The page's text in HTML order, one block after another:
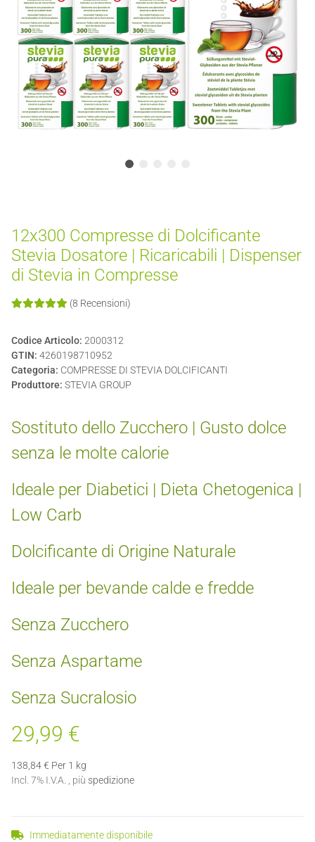
12x300 Compresse di Dolcificante
Stevia Dosatore | Ricaricabili | Dispenser
di Stevia in Compresse
(8 Recensioni)
Codice Articolo: 2000312
GTIN: 4260198710952
Categoria: COMPRESSE DI STEVIA DOLCIFICANTI
Produttore: STEVIA GROUP
Sostituto dello Zucchero | Gusto dolce
senza le molte calorie
Ideale per Diabetici | Dieta Chetogenica |
Low Carb
Dolcificante di Origine Naturale
Ideale per bevande calde e fredde
Senza Zucchero
Senza Aspartame
Senza Sucralosio
29,99 €
138,84 € Per 1 kg
Incl. 7% I.V.A. , più spedizione
Immediatamente disponibile